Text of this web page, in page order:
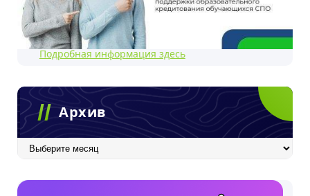
Подробная информация здесь
Архив
Архив